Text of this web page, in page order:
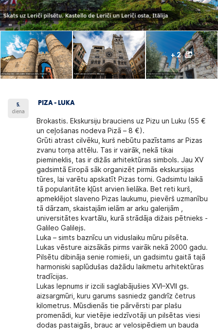
+ 2
5.
diena
PIZA - LUKA
Brokastis. Ekskursiju brauciens uz Pizu un Luku (55 €
un ceļošanas nodeva Pizā – 8 €).
Grūti atrast cilvēku, kurš nebūtu pazīstams ar Pizas
zvanu torņa attēlu. Tas ir vairāk, nekā tikai
piemineklis, tas ir dižās arhitektūras simbols. Jau XV
gadsimtā Eiropā sāk organizēt pirmās ekskursijas
tūres, lai varētu apskatīt Pizas torni. Gadsimtu laikā
tā popularitāte kļūst arvien lielāka. Bet reti kurš,
apmeklējot slaveno Pizas laukumu, pievērš uzmanību
tā dārzam, skaistajām ielām ar arku galerijām ,
universitātes kvartālu, kurā strādāja dižais pētnieks -
Galileo Galilejs.
Luka – simts baznīcu un viduslaiku mūru pilsēta.
Lukas vēsture aizsākās pirms vairāk nekā 2000 gadu.
Pilsētu dibināja senie romieši, un gadsimtu gaitā tajā
harmoniski saplūdušas dažādu laikmetu arhitektūras
tradīcijas.
Lukas lepnums ir izcili saglabājušies XVI–XVII gs.
aizsargmūri, kuru garums sasniedz gandrīz četrus
kilometrus. Mūsdienās tie pārvērsti par plašu
promenādi, kur vietējie iedzīvotāji un pilsētas viesi
dodas pastaigās, brauc ar velosipēdiem un bauda